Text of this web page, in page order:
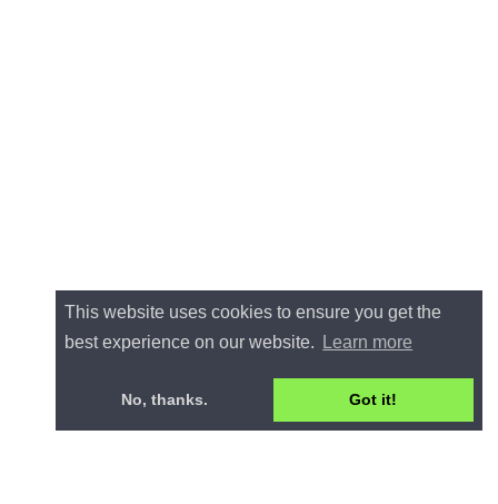
This website uses cookies to ensure you get the
best experience on our website.
Learn more
No, thanks. Got it!